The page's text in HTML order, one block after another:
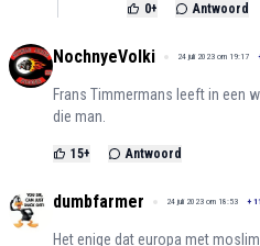
0+ Antwoord
NochnyeVolki 24 juli 2023 om 19:17
Frans Timmermans leeft in een
die man.
15+ Antwoord
dumbfarmer 24 juli 2023 om 18:53 +
Het enige dat europa met